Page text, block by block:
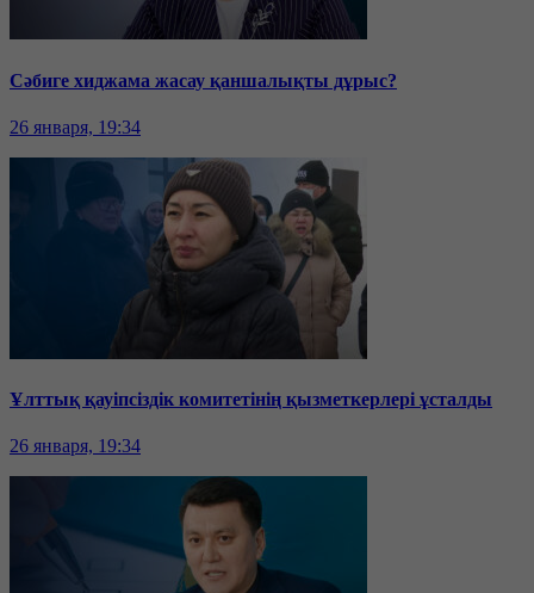
Сәбиге хиджама жасау қаншалықты дұрыс?
26 января, 19:34
Ұлттық қауіпсіздік комитетінің қызметкерлері ұсталды
26 января, 19:34